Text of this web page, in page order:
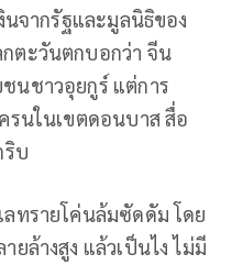
จากรัฐและมูลนิธิของ
ตะวันตกบอกว่า จีน
นชาวอุยกูร์ แต่การ
รนในเขตดอนบาส สื่อ
ริบ
ทรายโค่นล้มซัดดัม โดย
ยล้างสูง แล้วเป็นไง ไม่มี